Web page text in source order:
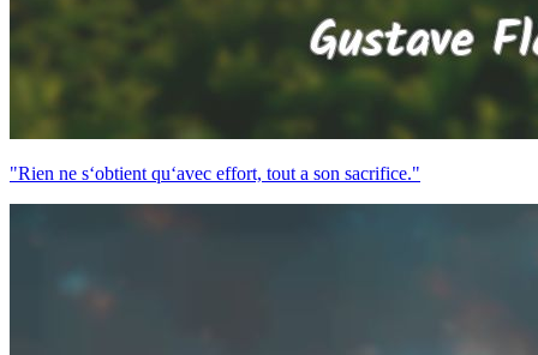
"Rien ne s‘obtient qu‘avec effort, tout a son sacrifice."